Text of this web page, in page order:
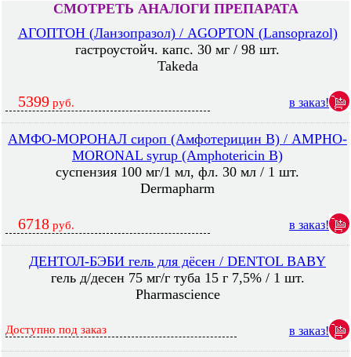
СМОТРЕТЬ АНАЛОГИ ПРЕПАРАТА
АГОПТОН (Ланзопразол) / AGOPTON (Lansoprazol)
гастроустойч. капс. 30 мг / 98 шт.
Takeda
5399 руб. в заказ!
АМФО-МОРОНАЛ сироп (Амфотерицин В) / AMPHO-
MORONAL syrup (Amphotericin B)
суспензия 100 мг/1 мл, фл. 30 мл / 1 шт.
Dermapharm
6718 руб. в заказ!
ДЕНТОЛ-БЭБИ гель для дёсен / DENTOL BABY
гель д/десен 75 мг/г туба 15 г 7,5% / 1 шт.
Pharmascience
Доступно под заказ в заказ!